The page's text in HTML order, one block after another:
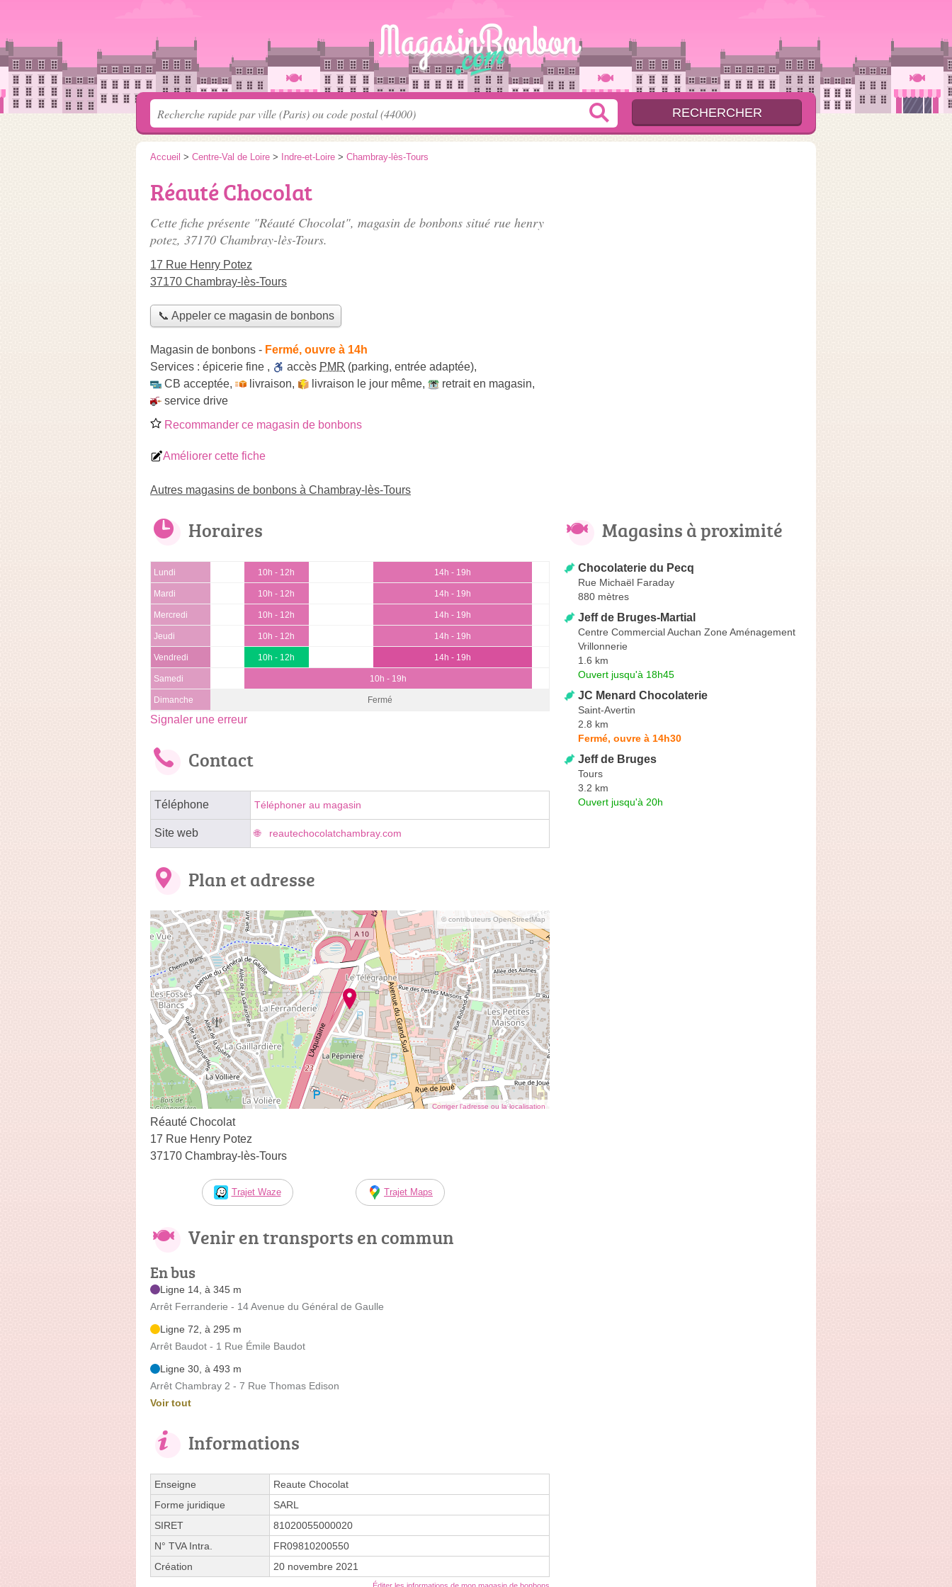
Accueil > Centre-Val de Loire > Indre-et-Loire > Chambray-lès-Tours
Réauté Chocolat
Cette fiche présente "Réauté Chocolat", magasin de bonbons situé rue henry
potez, 37170 Chambray-lès-Tours.
17 Rue Henry Potez
37170 Chambray-lès-Tours
📞 Appeler ce magasin de bonbons
Magasin de bonbons - Fermé, ouvre à 14h
Services : épicerie fine , accès PMR (parking, entrée adaptée),
CB acceptée, livraison, livraison le jour même, retrait en magasin,
service drive
Recommander ce magasin de bonbons
Améliorer cette fiche
Autres magasins de bonbons à Chambray-lès-Tours
Horaires
Lundi 10h - 12h 14h - 19h
Mardi 10h - 12h 14h - 19h
Mercredi 10h - 12h 14h - 19h
Jeudi 10h - 12h 14h - 19h
Vendredi 10h - 12h 14h - 19h
Samedi 10h - 19h
Dimanche Fermé
Signaler une erreur
Contact
Téléphone Téléphoner au magasin
Site web reautechocolatchambray.com
Plan et adresse
© contributeurs OpenStreetMap
Corriger l’adresse ou la localisation
Réauté Chocolat
17 Rue Henry Potez
37170 Chambray-lès-Tours
Trajet Waze Trajet Maps
Venir en transports en commun
En bus
Ligne 14, à 345 m
Arrêt Ferranderie - 14 Avenue du Général de Gaulle
Ligne 72, à 295 m
Arrêt Baudot - 1 Rue Émile Baudot
Ligne 30, à 493 m
Arrêt Chambray 2 - 7 Rue Thomas Edison
Voir tout
Informations
Enseigne
Reaute Chocolat
Forme juridique
SARL
SIRET
81020055000020
N° TVA Intra.
FR09810200550
Création
20 novembre 2021
Magasins à proximité
Chocolaterie du Pecq
Rue Michaël Faraday
880 mètres
Jeff de Bruges-Martial
Centre Commercial Auchan Zone Aménagement
Vrillonnerie
1.6 km
Ouvert jusqu'à 18h45
JC Menard Chocolaterie
Saint-Avertin
2.8 km
Fermé, ouvre à 14h30
Jeff de Bruges
Tours
3.2 km
Ouvert jusqu'à 20h